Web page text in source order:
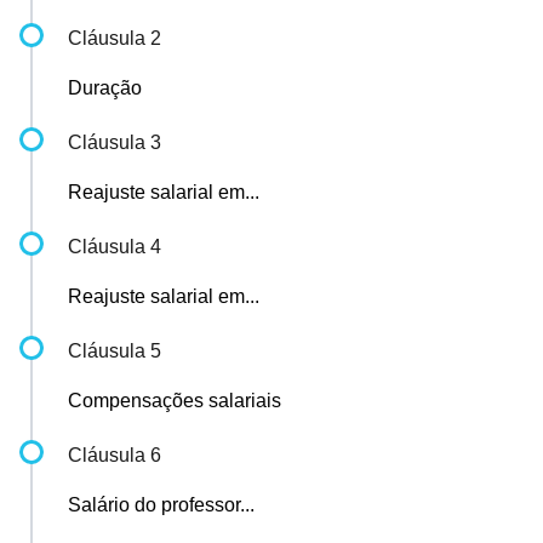
Cláusula 2
Duração
Cláusula 3
Reajuste salarial em...
Cláusula 4
Reajuste salarial em...
Cláusula 5
Compensações salariais
Cláusula 6
Salário do professor...